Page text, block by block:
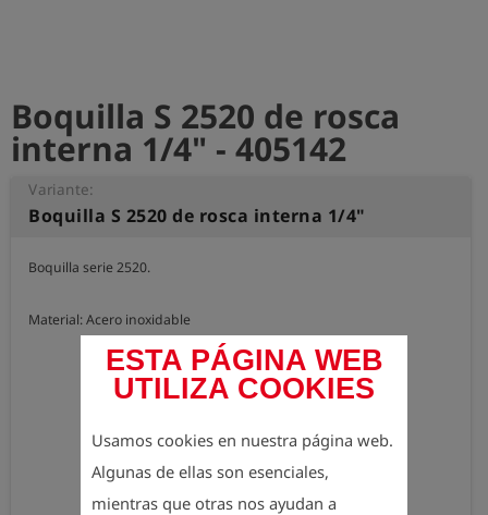
ESTA PÁGINA WEB
UTILIZA COOKIES
Usamos cookies en nuestra página web.
Algunas de ellas son esenciales,
mientras que otras nos ayudan a
Boquilla S 2520 de rosca
interna 1/4" - 405142
Variante:
Boquilla S 2520 de rosca interna 1/4"
Boquilla serie 2520.
Material: Acero inoxidable